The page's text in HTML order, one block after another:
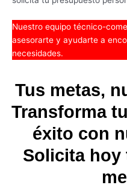
Nuestro equipo técnico-
asesorarte y ayudarte a
necesidades.
Tus metas,
Transforma
éxito con
Solicita hoy